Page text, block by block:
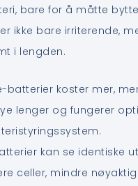
bare for å måtte
ikke bare irriterende,
i lengden.
batterier koster mer,
lenger og fungerer
kan se identiske
celler, mindre